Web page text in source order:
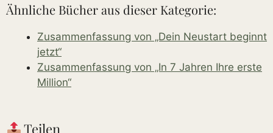
Ähnliche Bücher aus dieser Kategorie:
Zusammenfassung von „Dein Neustart beginnt
jetzt“
Zusammenfassung von „In 7 Jahren Ihre erste
Million“
Teilen